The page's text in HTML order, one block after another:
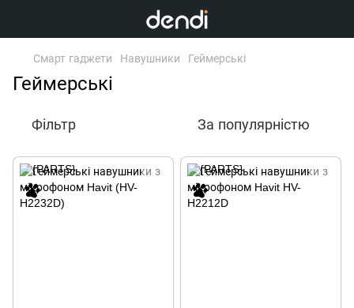
Смарт гаджети Навушники Геймерські
Геймерські
Фільтр За популярністю